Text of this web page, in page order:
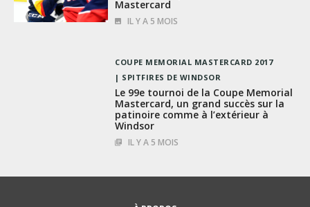
Mastercard
IL Y A 5 MOIS
COUPE MEMORIAL MASTERCARD 2017
SPITFIRES DE WINDSOR
Le 99e tournoi de la Coupe Memorial
Mastercard, un grand succès sur la
patinoire comme à l’extérieur à
Windsor
IL Y A 5 MOIS